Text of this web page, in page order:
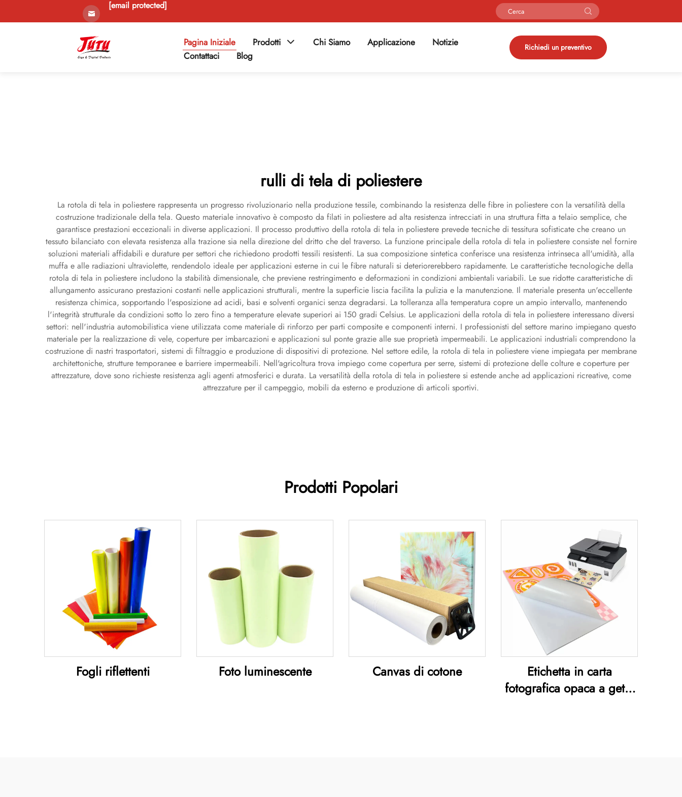
[email protected]
Pagina Iniziale Prodotti Chi Siamo Applicazione
Notizie
Contattaci
Blog
Richiedi un preventivo
rulli di tela di poliestere
La rotola di tela in poliestere rappresenta un progresso rivoluzionario nella produzione tessile, combinando la resistenza delle fibre in poliestere con la versatilità della
costruzione tradizionale della tela. Questo materiale innovativo è composto da filati in poliestere ad alta resistenza intrecciati in una struttura fitta a telaio semplice, che
garantisce prestazioni eccezionali in diverse applicazioni. Il processo produttivo della rotola di tela in poliestere prevede tecniche di tessitura sofisticate che creano un
tessuto bilanciato con elevata resistenza alla trazione sia nella direzione del dritto che del traverso. La funzione principale della rotola di tela in poliestere consiste nel fornire
soluzioni materiali affidabili e durature per settori che richiedono prodotti tessili resistenti. La sua composizione sintetica conferisce una resistenza intrinseca all'umidità, alla
muffa e alle radiazioni ultraviolette, rendendolo ideale per applicazioni esterne in cui le fibre naturali si deteriorerebbero rapidamente. Le caratteristiche tecnologiche della
rotola di tela in poliestere includono la stabilità dimensionale, che previene restringimento e deformazioni in condizioni ambientali variabili. Le sue ridotte caratteristiche di
allungamento assicurano prestazioni costanti nelle applicazioni strutturali, mentre la superficie liscia facilita la pulizia e la manutenzione. Il materiale presenta un'eccellente
resistenza chimica, sopportando l'esposizione ad acidi, basi e solventi organici senza degradarsi. La tolleranza alla temperatura copre un ampio intervallo, mantenendo
l'integrità strutturale da condizioni sotto lo zero fino a temperature elevate superiori ai 150 gradi Celsius. Le applicazioni della rotola di tela in poliestere interessano diversi
settori: nell'industria automobilistica viene utilizzata come materiale di rinforzo per parti composite e componenti interni. I professionisti del settore marino impiegano questo
materiale per la realizzazione di vele, coperture per imbarcazioni e applicazioni sul ponte grazie alle sue proprietà impermeabili. Le applicazioni industriali comprendono la
costruzione di nastri trasportatori, sistemi di filtraggio e produzione di dispositivi di protezione. Nel settore edile, la rotola di tela in poliestere viene impiegata per membrane
architettoniche, strutture temporanee e barriere impermeabili. Nell'agricoltura trova impiego come copertura per serre, sistemi di protezione delle colture e coperture per
attrezzature, dove sono richieste resistenza agli agenti atmosferici e durata. La versatilità della rotola di tela in poliestere si estende anche ad applicazioni ricreative, come
attrezzature per il campeggio, mobili da esterno e produzione di articoli sportivi.
Prodotti Popolari
Fogli riflettenti Foto luminescente Canvas di cotone
Etichetta in carta
fotografica opaca a getto